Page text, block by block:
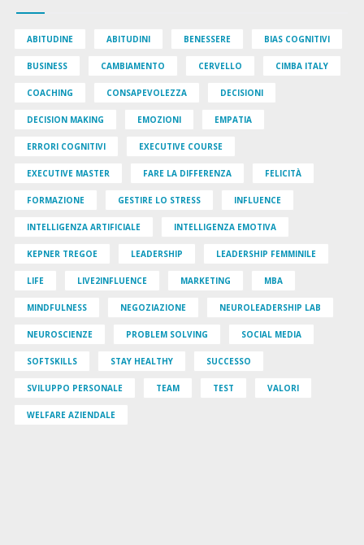
ABITUDINE ABITUDINI BENESSERE BIAS COGNITIVI
BUSINESS CAMBIAMENTO CERVELLO CIMBA ITALY
COACHING CONSAPEVOLEZZA DECISIONI
DECISION MAKING EMOZIONI EMPATIA
ERRORI COGNITIVI EXECUTIVE COURSE
EXECUTIVE MASTER FARE LA DIFFERENZA FELICITÀ
FORMAZIONE GESTIRE LO STRESS INFLUENCE
INTELLIGENZA ARTIFICIALE INTELLIGENZA EMOTIVA
KEPNER TREGOE LEADERSHIP LEADERSHIP FEMMINILE
LIFE LIVE2INFLUENCE MARKETING MBA
MINDFULNESS NEGOZIAZIONE NEUROLEADERSHIP LAB
NEUROSCIENZE PROBLEM SOLVING SOCIAL MEDIA
SOFTSKILLS STAY HEALTHY SUCCESSO
SVILUPPO PERSONALE TEAM TEST VALORI
WELFARE AZIENDALE